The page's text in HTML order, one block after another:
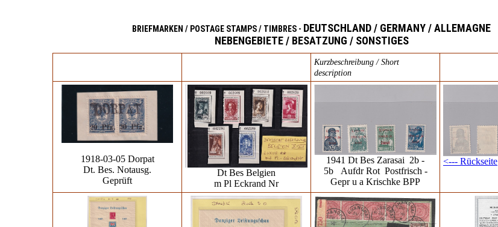
BRIEFMARKEN / POSTAGE STAMPS / TIMBRES - DEUTSCHLAND / GERMANY / ALLEMAGNE
NEBENGEBIETE / BESATZUNG / SONSTIGES
Kurzbeschreibung / Short
description
1918-03-05 Dorpat
Dt. Bes. Notausg.
Geprüft
Dt Bes Belgien
m Pl Eckrand Nr
1941 Dt Bes Zarasai 2b -
5b Aufdr Rot Postfrisch -
Gepr u a Krischke BPP
<--- Rückseite